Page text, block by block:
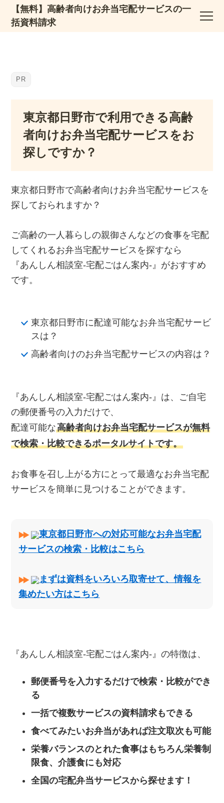
【無料】高齢者向けお弁当宅配サービスの一
括資料請求
東京都日野市で利用できる高齢
者向けお弁当宅配サービスをお
探しですか？
東京都日野市で高齢者向けお弁当宅配サービスを
探しておられますか？
ご高齢の一人暮らしの親御さんなどの食事を宅配
してくれるお弁当宅配サービスを探すなら
『あんしん相談室‐宅配ごはん案内‐』がおすすめ
です。
東京都日野市に配達可能なお弁当宅配サービ
スは？
高齢者向けのお弁当宅配サービスの内容は？
『あんしん相談室‐宅配ごはん案内‐』は、ご自宅
の郵便番号の入力だけで、
配達可能な高齢者向けお弁当宅配サービスが無料
で検索・比較できるポータルサイトです。
お食事を召し上がる方にとって最適なお弁当宅配
サービスを簡単に見つけることができます。
東京都日野市への対応可能なお弁当宅配
サービスの検索・比較はこちら
まずは資料をいろいろ取寄せて、情報を
集めたい方はこちら
『あんしん相談室‐宅配ごはん案内‐』の特徴は、
郵便番号を入力するだけで検索・比較ができ
る
一括で複数サービスの資料請求もできる
食べてみたいお弁当があれば注文取次も可能
栄養バランスのとれた食事はもちろん栄養制
限食、介護食にも対応
全国の宅配弁当サービスから探せます！